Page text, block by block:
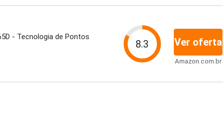
- Tecnologia de Pontos
8.3 Ver oferta
Amazon.com.br